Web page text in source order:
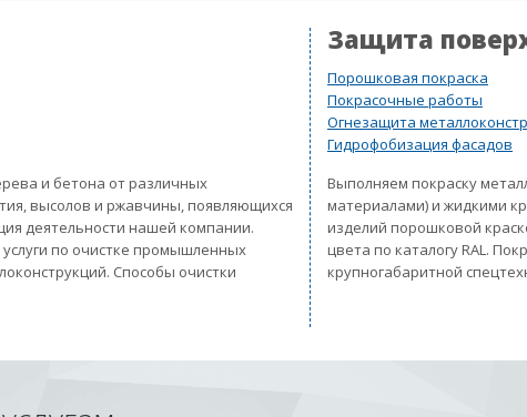
и бетона от различных
высолов и ржавчины, появляющихся
деятельности нашей компании.
по очистке промышленных
Способы очистки
Защита
Порошковая покраска
Покрасочные работы
Огнезащита
Гидрофобизация фасадов
Выполняем покраску
материалами) и жидкими
изделий порошковой
цвета по каталогу RAL.
крупногабаритной